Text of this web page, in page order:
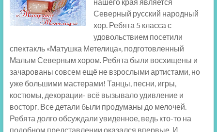
Северный русский народный
хор. Ребята 5 класса с
удовольствием посетили
спектакль «Матушка Метелица», подготовленный
Малым Северным хором. Ребята были восхищены и
зачарованы совсем ещё не взрослыми артистами, но
уже большими мастерами! Танцы, песни, игры,
костюмы, декорации- всё вызывало удивление и
восторг. Все детали были продуманы до мелочей.
Ребята долго обсуждали увиденное, ведь кто-то на
подобном представлении оказался впервые. И